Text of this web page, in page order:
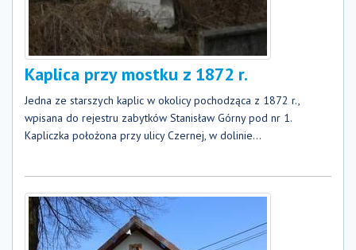
Kaplica przy mostku z 1872 r.
Jedna ze starszych kaplic w okolicy pochodząca z 1872 r.,
wpisana do rejestru zabytków Stanisław Górny pod nr 1.
Kapliczka położona przy ulicy Czernej, w dolinie...